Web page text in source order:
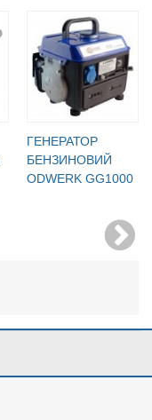
ГЕНЕРАТОР
БЕНЗИНОВИЙ
ODWERK GG1000